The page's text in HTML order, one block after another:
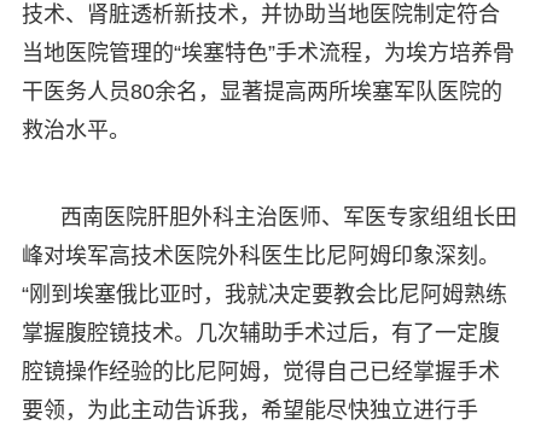
技术、肾脏透析新技术，并协助当地医院制定符合
当地医院管理的“埃塞特色”手术流程，为埃方培养骨
干医务人员80余名，显著提高两所埃塞军队医院的
救治水平。
西南医院肝胆外科主治医师、军医专家组组长田
峰对埃军高技术医院外科医生比尼阿姆印象深刻。
“刚到埃塞俄比亚时，我就决定要教会比尼阿姆熟练
掌握腹腔镜技术。几次辅助手术过后，有了一定腹
腔镜操作经验的比尼阿姆，觉得自己已经掌握手术
要领，为此主动告诉我，希望能尽快独立进行手